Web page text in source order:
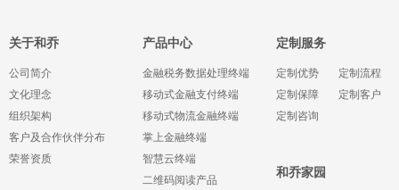
关于和乔
公司简介
文化理念
组织架构
客户及合作伙伴分布
荣誉资质
产品中心
金融税务数据处理终端
移动式金融支付终端
移动式物流金融终端
掌上金融终端
智慧云终端
二维码阅读产品
定制服务
定制优势
定制流程
定制保障
定制客户
定制咨询
和乔家园